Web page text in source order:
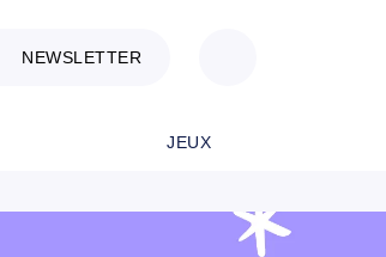
NEWSLETTER
JEUX